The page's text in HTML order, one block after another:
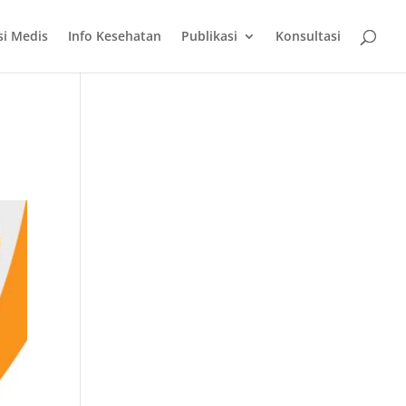
Medis Info Kesehatan Publikasi Konsultasi